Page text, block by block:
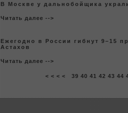
В Москве у дальнобoйщика
Читать далее -->
Ежегодно в России гибнут 9–15
Астаxов
Читать далее -->
< < < < 39 40 41 42 43 44